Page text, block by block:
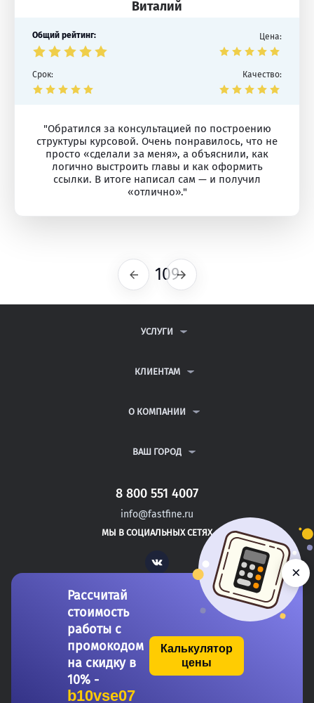
Виталий
Общий рейтинг: Цена:
Срок: Качество:
"Обратился за консультацией по построению
структуры курсовой. Очень понравилось, что не
просто «сделали за меня», а объяснили, как
логично выстроить главы и как оформить
ссылки. В итоге написал сам — и получил
«отлично»."
Предыдущая
109Следующая
УСЛУГИ
ДИПЛОМНЫЕ РАБОТЫ
РЕФЕРАТЫ
КЛИЕНТАМ
ВОПРОСЫ И ОТВЕТЫ
ПОЛИТИКА КОНФИДЕНЦИАЛЬНОСТИ
О КОМПАНИИ
КОНТАКТЫ
ВАШ ГОРОД
САНКТ-ПЕТЕРБУРГ
ЧАЙКОВСКИЙ
ЧЕРЕПОВЕЦ
8 800 551 4007
info@fastfine.ru
МЫ В СОЦИАЛЬНЫХ СЕТЯХ
Vk
Copyright 2011-2026 FastFine.ru
Рассчитай
стоимость
работы с
промокодом
на скидку в
10% -
b10vse07
Калькулятор
цены
×